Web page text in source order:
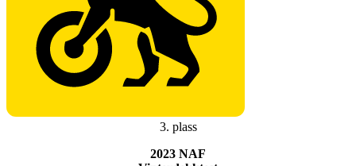
3. plass
2023 NAF